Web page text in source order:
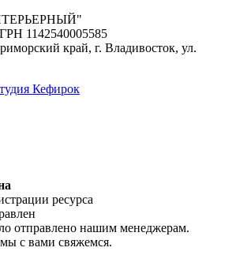
1142540005585
край, г. Владивосток, ул.
Кефирок
ресурса
отправлено нашим менеджерам.
с вами свяжемся.